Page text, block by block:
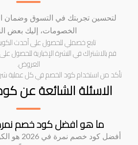
لتحسين تجربتك في التسوق
الخصومات، إليك بعض
تابع خصملي للحصول على أحدث
قم بالاشتراك في النشرة الإخبارية
العروض.
تأكد من استخدام كود الخصم في كل عملية
الاسئلة الشائعة عن
ما هو افضل كود خصم نمرة في
أفضل كود